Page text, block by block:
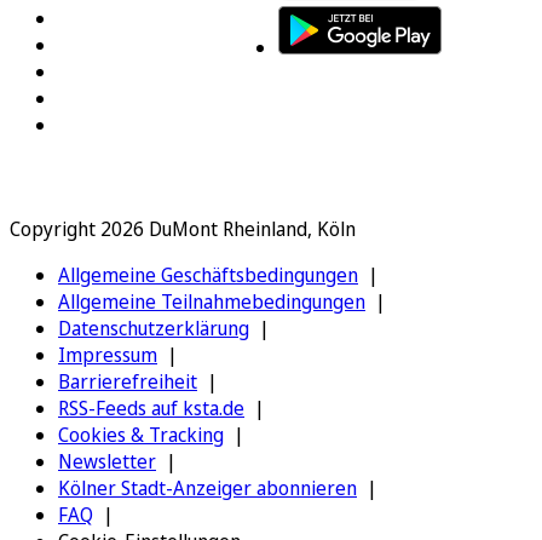
Copyright 2026 DuMont Rheinland, Köln
Allgemeine Geschäftsbedingungen
Allgemeine Teilnahmebedingungen
Datenschutzerklärung
Impressum
Barrierefreiheit
RSS-Feeds auf ksta.de
Cookies & Tracking
Newsletter
Kölner Stadt-Anzeiger abonnieren
FAQ